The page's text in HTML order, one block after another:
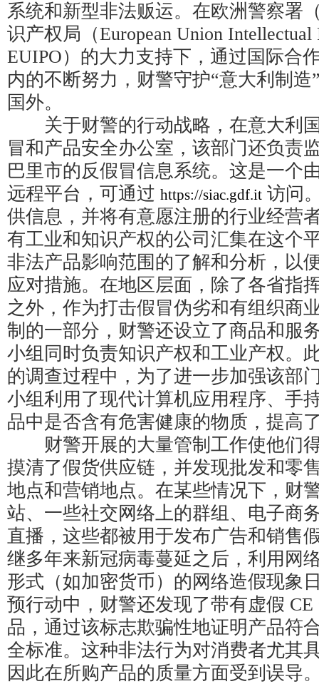
系统和新型非法贩运。在欧洲警察署
识产权局（European Union
EUIPO）的大力支持下，通过国际合
内的不断努力，财警守护“意大利制
国外。
关于财警的行动战略，在意大利
冒和产品安全办公室，该部门还负责
巴里市的反假冒信息系统。这是一个
远程平台，可通过 https://siac.gdf.it 访问
供信息，并将有意愿注册的行业经营
有工业和知识产权的公司汇集在这个
非法产品影响范围的了解和分析，以
应对措施。在地区层面，除了各省指
之外，作为打击假冒伪劣和有组织商
制的一部分，财警还设立了商品和服
小组同时负责知识产权和工业产权。
的调查过程中，为了进一步加强该部
小组利用了现代计算机应用程序、手
品中是否含有危害健康的物质，提高
财警开展的大量管制工作使他们
摸清了假货供应链，并发现批发和零
地点和营销地点。在某些情况下，财
站、一些社交网络上的群组、电子商
直播，这些都被用于发布广告和销售
继多年来新冠病毒蔓延之后，利用网
形式（如加密货币）的网络造假现象
预行动中，财警还发现了带有虚假
品，通过该标志欺骗性地证明产品符
全标准。这种非法行为对消费者尤其
因此在所购产品的质量方面受到误导